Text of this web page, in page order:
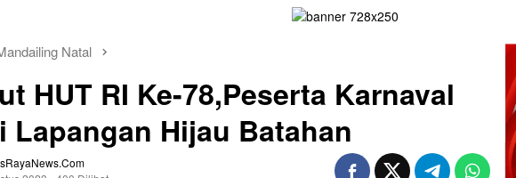
Natal
HUT RI Ke-78,Peserta Karnaval
Lapangan Hijau Batahan